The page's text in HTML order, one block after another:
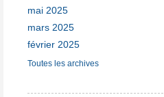
mai 2025
mars 2025
février 2025
Toutes les archives